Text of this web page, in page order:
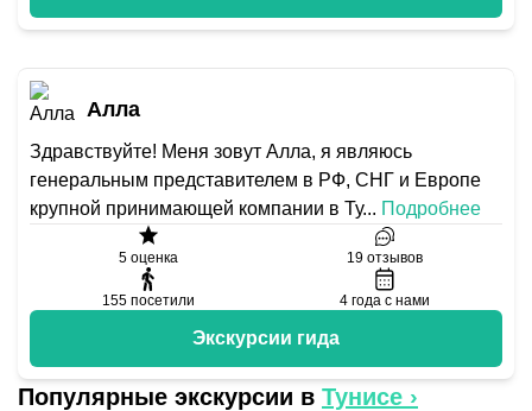
Алла
Здравствуйте! Меня зовут Алла, я являюсь
генеральным представителем в РФ, СНГ и Европе
крупной принимающей компании в Ту... Подробнее
5оценка 19 отзывов
155 посетили 4 года с нами
Экскурсии гида
Популярные экскурсии в Тунисе ›